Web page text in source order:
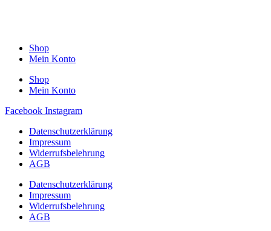
Shop
Mein Konto
Shop
Mein Konto
Facebook Instagram
Datenschutzerklärung
Impressum
Widerrufsbelehrung
AGB
Datenschutzerklärung
Impressum
Widerrufsbelehrung
AGB